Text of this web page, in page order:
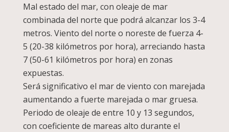
Mal estado del mar, con oleaje de mar
combinada del norte que podrá alcanzar los 3-4
metros. Viento del norte o noreste de fuerza 4-
5 (20-38 kilómetros por hora), arreciando hasta
7 (50-61 kilómetros por hora) en zonas
expuestas.
Será significativo el mar de viento con marejada
aumentando a fuerte marejada o mar gruesa.
Periodo de oleaje de entre 10 y 13 segundos,
con coeficiente de mareas alto durante el